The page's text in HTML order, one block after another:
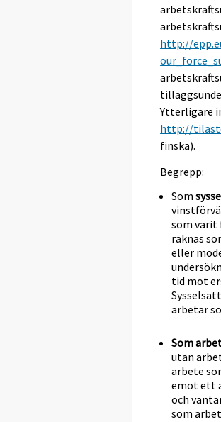
http://
Ytterligare
http://
finska).
Begrepp:
Som
som varit
räknas
eller
tid mot
arbetar
Som
utan
arbete
emot ett
och
som